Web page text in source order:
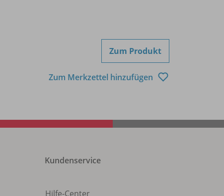
Zum Produkt
Zum Merkzettel hinzufügen
Kundenservice
Hilfe-Center